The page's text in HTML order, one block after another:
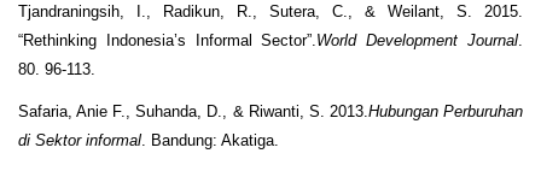
Tjandraningsih, I., Radikun, R., Sutera, C., & Weilant, S. 2015.
“Rethinking Indonesia’s Informal Sector”. World Development Journal
80. 96-113.
Safaria, Anie F., Suhanda, D., & Riwanti, S. 2013. Hubungan Perburuhan
di Sektor informal . Bandung: Akatiga.